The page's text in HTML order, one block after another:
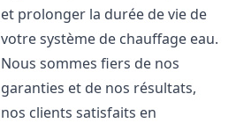
et prolonger la durée de vie de
votre système de chauffage eau.
Nous sommes fiers de nos
garanties et de nos résultats,
nos clients satisfaits en